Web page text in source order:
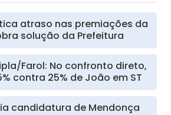
atraso nas premiações da
solução da Prefeitura
Farol: No confronto direto,
contra 25% de João em ST
candidatura de Mendonça